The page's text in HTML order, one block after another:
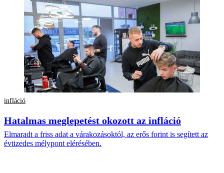
infláció
Hatalmas meglepetést okozott az infláció
Elmaradt a friss adat a várakozásoktól, az erős forint is segített az
évtizedes mélypont elérésében.